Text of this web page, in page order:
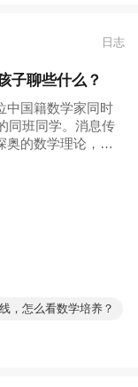
乐乎。 孩子已准
上一拍。
愿违，都是上天
都能闪闪发光，奔
了口算题，发现
难了，不知道该
又立马做出来，
如何运用的。
，她不乐意了，因
分，但我实在睁不
个学计算机，一个
的阶层。他在16
背后除了天赋，
不可或缺。以他的
做得极其出色。
人生那么长，又
老师，一个英文
父母对她教育的重
在成长的过程中
定了自己内心的
让她心无旁骛的继
十年、二十年。
日志
子聊些什么？
中国籍数学家同时
同班同学。消息传
的数学理论，而
，怎么看数学培养？